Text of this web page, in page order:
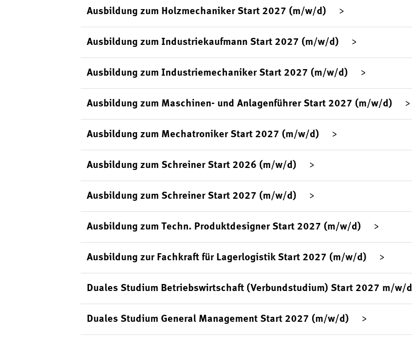
Ausbildung zum Holzmechaniker Start 2027 (m/w/d)
Ausbildung zum Industriekaufmann Start 2027 (m/w/d)
Ausbildung zum Industriemechaniker Start 2027 (m/w/d)
Ausbildung zum Maschinen- und Anlagenführer Start 2027 (m/w/d)
Ausbildung zum Mechatroniker Start 2027 (m/w/d)
Ausbildung zum Schreiner Start 2026 (m/w/d)
Ausbildung zum Schreiner Start 2027 (m/w/d)
Ausbildung zum Techn. Produktdesigner Start 2027 (m/w/d)
Ausbildung zur Fachkraft für Lagerlogistik Start 2027 (m/w/d)
Duales Studium Betriebswirtschaft (Verbundstudium) Start 2027 m/w/d
Duales Studium General Management Start 2027 (m/w/d)